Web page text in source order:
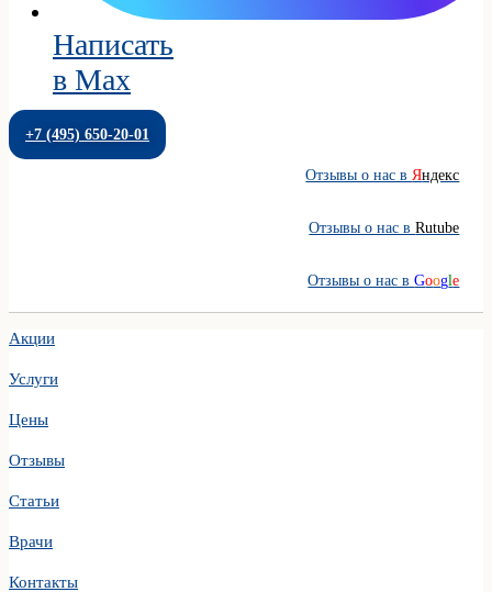
Написать
в Max
+7 (495) 650-20-01
Отзывы о нас вЯндекс
Отзывы о нас вRutube
Отзывы о нас вGoogle
Акции
Услуги
Цены
Отзывы
Статьи
Врачи
Контакты